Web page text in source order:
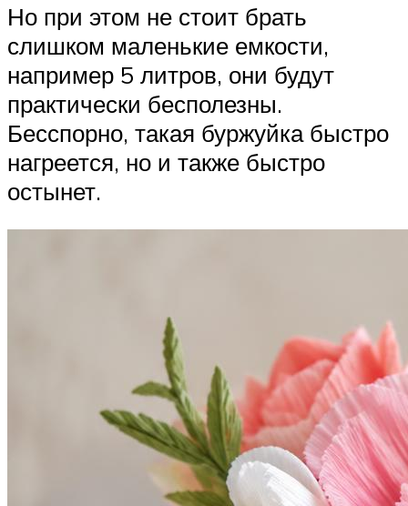
Но при этом не стоит брать
слишком маленькие емкости,
например 5 литров, они будут
практически бесполезны.
Бесспорно, такая буржуйка быстро
нагреется, но и также быстро
остынет.